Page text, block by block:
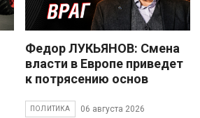
Федор ЛУКЬЯНОВ: Смена
власти в Европе приведет
к потрясению основ
ПОЛИТИКА 06 августа 2026